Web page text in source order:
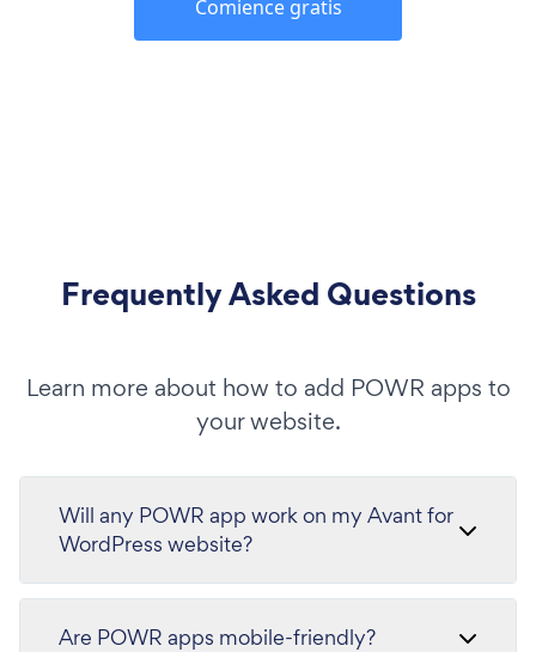
Comience gratis
Frequently Asked Questions
Learn more about how to add POWR apps to
your website.
Will any POWR app work on my Avant for
WordPress website?
Are POWR apps mobile-friendly?